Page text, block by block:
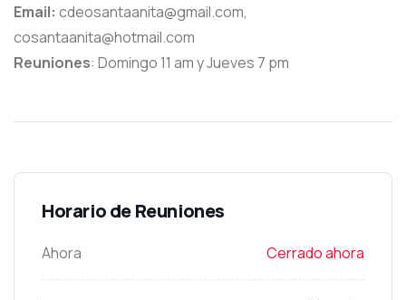
Email: cdeosantaanita@gmail.com,
cosantaanita@hotmail.com
Reuniones: Domingo 11 am y Jueves 7 pm
Horario de Reuniones
Ahora Cerrado ahora